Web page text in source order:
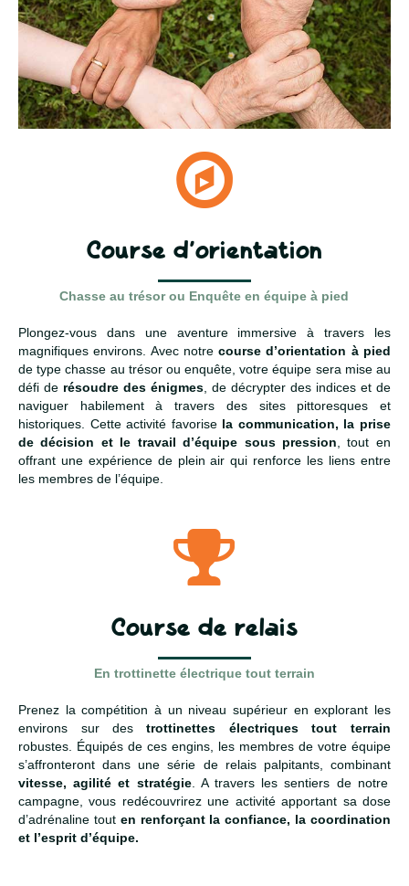
Course d’orientation
Chasse au trésor ou Enquête en équipe à pied
Plongez-vous dans une aventure immersive à travers les
magnifiques environs. Avec notrecourse d’orientation à pied
de type chasse au trésor ou enquête, votre équipe sera mise au
défi de résoudre des énigmes , de décrypter des indices et de
naviguer habilement à travers des sites pittoresques et
historiques. Cette activité favorise la communication, la prise
de décision et le travail d’équipe sous pression , tout en
offrant une expérience de plein air qui renforce les liens entre
les membres de l’équipe.
Course de relais
En trottinette électrique tout terrain
Prenez la compétition à un niveau supérieur en explorant les
environs sur destrottinettes électriques tout terrain
robustes. Équipés de ces engins, les membres de votre équipe
s’affronteront dans une série de relais palpitants, combinant
vitesse, agilité et stratégie. A travers les sentiers de notre
campagne, vous redécouvrirez une activité apportant sa dose
d’adrénaline tout en renforçant la confiance, la coordination
et l’esprit d’équipe.